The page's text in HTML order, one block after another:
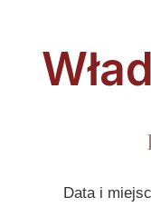
Data i